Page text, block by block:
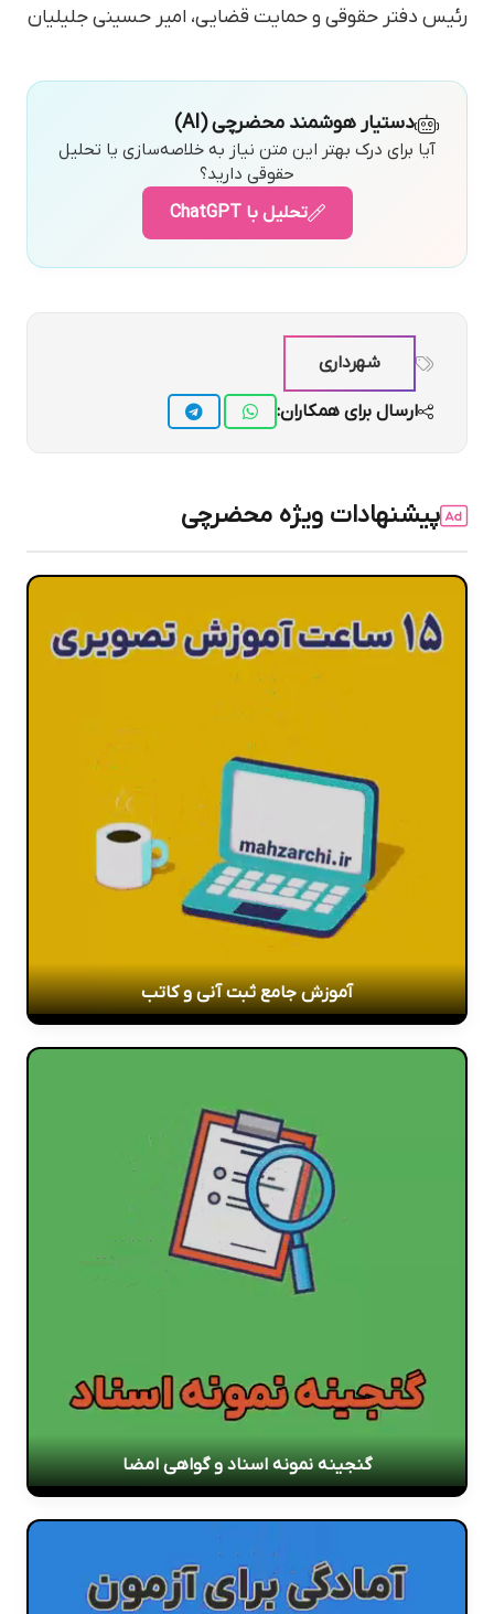
رئیس دفتر حقوقی و حمایت قضایی، امیر حسینی جلیلیان
دستیار هوشمند محضرچی (AI)
آیا برای درک بهتر این متن نیاز به خلاصه‌سازی یا تحلیل
حقوقی دارید؟
تحلیل با ChatGPT
شهرداری
ارسال برای همکاران:
پیشنهادات ویژه محضرچی
آموزش جامع ثبت آنی و کاتب
گنجینه نمونه اسناد و گواهی امضا